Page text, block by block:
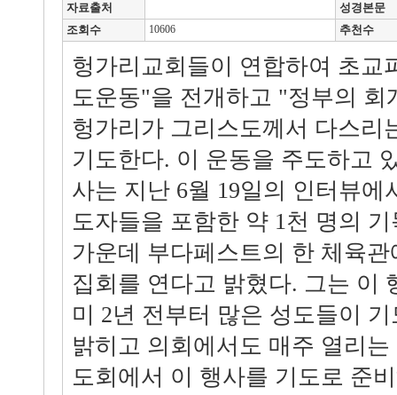
자료출처
성경본문
조회수
10606 추천수
헝가리교회들이 연합하여 초교
도운동"을 전개하고 "정부의 회
헝가리가 그리스도께서 다스리
기도한다. 이 운동을 주도하고
사는 지난 6월 19일의 인터뷰에
도자들을 포함한 약 1천 명의
가운데 부다페스트의 한 체육
집회를 연다고 밝혔다. 그는 이
미 2년 전부터 많은 성도들이
밝히고 의회에서도 매주 열리
도회에서 이 행사를 기도로 준